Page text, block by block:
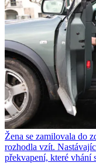
Žena se zamilovala do
rozhodla vzít.
překvapení, které vhání